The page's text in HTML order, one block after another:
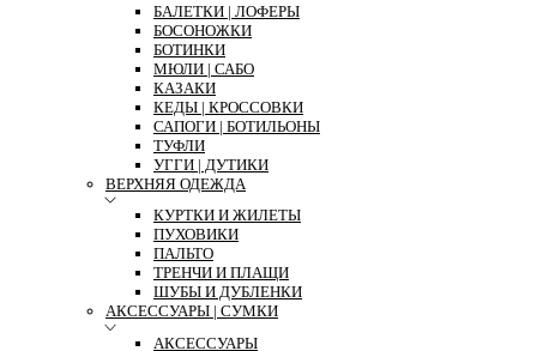
БАЛЕТКИ | ЛОФЕРЫ
БОСОНОЖКИ
БОТИНКИ
МЮЛИ | САБО
КАЗАКИ
КЕДЫ | КРОССОВКИ
САПОГИ | БОТИЛЬОНЫ
ТУФЛИ
УГГИ | ДУТИКИ
ВЕРХНЯЯ ОДЕЖДА
КУРТКИ И ЖИЛЕТЫ
ПУХОВИКИ
ПАЛЬТО
ТРЕНЧИ И ПЛАЩИ
ШУБЫ И ДУБЛЕНКИ
АКСЕССУАРЫ | СУМКИ
АКСЕССУАРЫ